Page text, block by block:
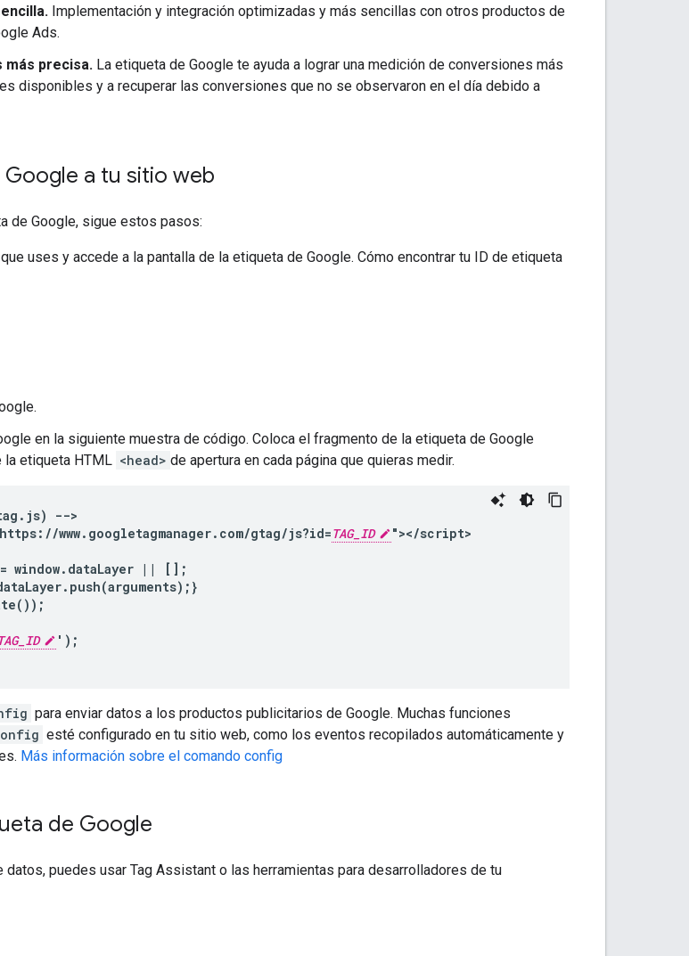
Implementación y integración optimizadas y más sencillas con otros productos de
Ads.
más precisa. La etiqueta de Google te ayuda a lograr una medición de conversiones más
disponibles y a recuperar las conversiones que no se observaron en el día debido a
Google a tu sitio web
de Google, sigue estos pasos:
que uses y accede a la pantalla de la etiqueta de Google. Cómo encontrar tu ID de etiqueta
en la siguiente muestra de código. Coloca el fragmento de la etiqueta de Google
la etiqueta HTML <head> de apertura en cada página que quieras medir.
-->
www.googletagmanager.com/gtag/js?id=
TAG_ID
"></script>
window.dataLayer || [];
');
para enviar datos a los productos publicitarios de Google. Muchas funciones
esté configurado en tu sitio web, como los eventos recopilados automáticamente y
Más información sobre el comando config
de Google
datos, puedes usar Tag Assistant o las herramientas para desarrolladores de tu